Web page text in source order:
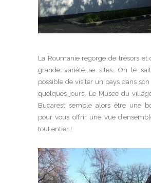
La Roumanie regorge de trésors et
grande variété se sites. On le
possible de visiter un pays dans
quelques jours. Le Musée du
Bucarest semble alors être une
pour vous offrir une vue
tout entier !